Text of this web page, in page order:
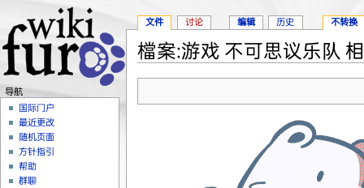
檔案:游戏 不可思议乐队
文件 讨论 编辑 历史 不转换
导航
国际门户
最近更改
随机页面
方针指引
帮助
群聊